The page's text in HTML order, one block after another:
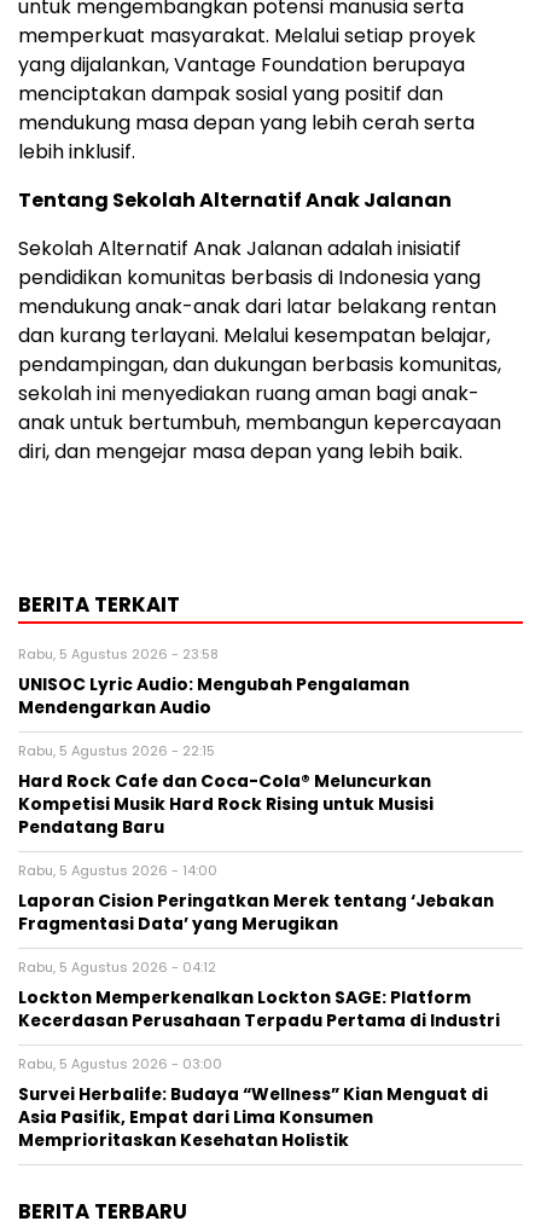
untuk mengembangkan potensi manusia serta
memperkuat masyarakat. Melalui setiap proyek
yang dijalankan, Vantage Foundation berupaya
menciptakan dampak sosial yang positif dan
mendukung masa depan yang lebih cerah serta
lebih inklusif.
Tentang Sekolah Alternatif Anak Jalanan
Sekolah Alternatif Anak Jalanan adalah inisiatif
pendidikan komunitas berbasis di Indonesia yang
mendukung anak-anak dari latar belakang rentan
dan kurang terlayani. Melalui kesempatan belajar,
pendampingan, dan dukungan berbasis komunitas,
sekolah ini menyediakan ruang aman bagi anak-
anak untuk bertumbuh, membangun kepercayaan
diri, dan mengejar masa depan yang lebih baik.
BERITA TERKAIT
Rabu, 5 Agustus 2026 - 23:58
UNISOC Lyric Audio: Mengubah Pengalaman
Mendengarkan Audio
Rabu, 5 Agustus 2026 - 22:15
Hard Rock Cafe dan Coca-Cola® Meluncurkan
Kompetisi Musik Hard Rock Rising untuk Musisi
Pendatang Baru
Rabu, 5 Agustus 2026 - 14:00
Laporan Cision Peringatkan Merek tentang ‘Jebakan
Fragmentasi Data’ yang Merugikan
Rabu, 5 Agustus 2026 - 04:12
Lockton Memperkenalkan Lockton SAGE: Platform
Kecerdasan Perusahaan Terpadu Pertama di Industri
Rabu, 5 Agustus 2026 - 03:00
Survei Herbalife: Budaya “Wellness” Kian Menguat di
Asia Pasifik, Empat dari Lima Konsumen
Memprioritaskan Kesehatan Holistik
BERITA TERBARU